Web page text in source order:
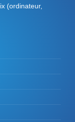
(ordinateur,